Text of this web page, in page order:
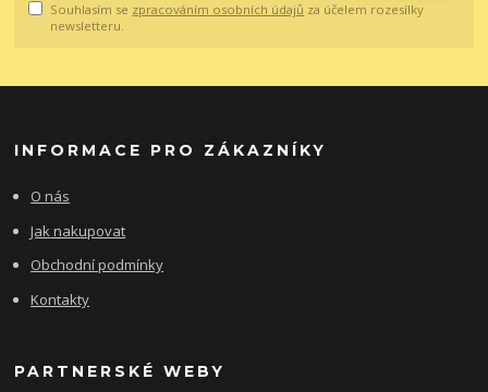
Souhlasím se zpracováním osobních údajů za účelem rozesílky
newsletteru.
INFORMACE PRO ZÁKAZNÍKY
O nás
Jak nakupovat
Obchodní podmínky
Kontakty
PARTNERSKÉ WEBY